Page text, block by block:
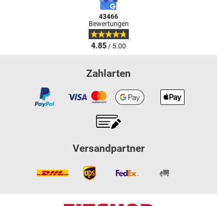
43466
Bewertungen
4.85/ 5.00
Zahlarten
Versandpartner